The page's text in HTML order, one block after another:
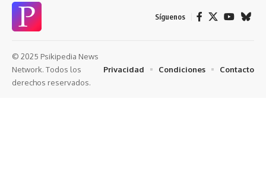
Síguenos
© 2025 Psikipedia News
Network. Todos los
derechos reservados.
Privacidad Condiciones Contacto